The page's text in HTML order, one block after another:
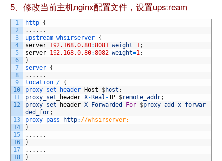
5、修改当前主机nginx配置文件，设置upstream
1
2
3
4
5
6
7
8
9
10
11
12
13
14
15
16
17
18
http {
. . . . . .
upstream whsirserver {
server 192.168.0.80:8081 weight=1;
server 192.168.0.80:8082 weight=1;
}
server {
. . . . . .
location / {
proxy_set_header
Host $host ;
proxy_set
header X- Real -IP $remote_addr;
proxy_set
header X- Forwarded - For $proxy_add_x_forwar
ded_for;
proxy_pass
http: //whsirserver;
}
. . . . . .
}
. . . . . .
}